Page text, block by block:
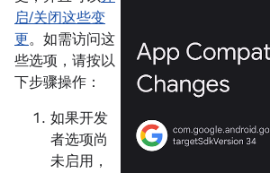
启/关闭这些变
更。如需访问这
些选项，请按以
下步骤操作：
如果开发
者选项尚
未启用，